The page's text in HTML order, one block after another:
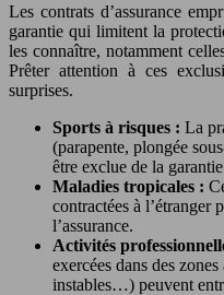
Les contrats d’assurance
garantie qui limitent la
les connaître, notamment
Prêter attention à ces
surprises.
Sports à risques : La
(parapente, plongée
être exclue de la
Maladies tropicales :
contractées à l’étranger
l’assurance.
Activités
exercées dans des
instables…) peuvent